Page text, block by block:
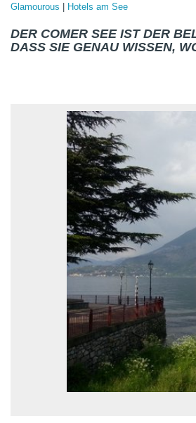
Glamourous
Hotels am See
DER COMER SEE IST DER
DASS SIE GENAU WISSEN,